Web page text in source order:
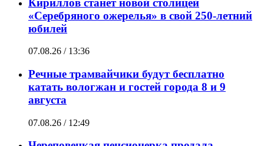
«Серебряного ожерелья» в свой 250-летний
юбилей
07.08.26 / 13:36
Речные трамвайчики будут бесплатно
катать вологжан и гостей города 8 и 9
августа
07.08.26 / 12:49